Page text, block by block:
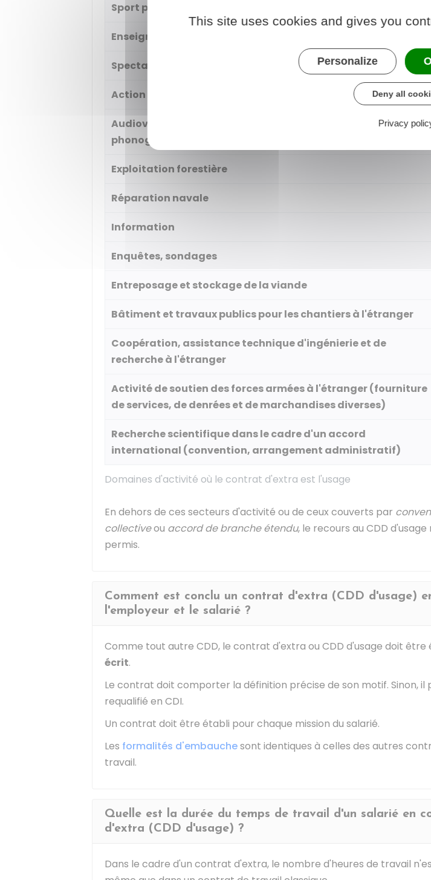
Domaines d'activité où le contrat d'extra est l'usage
Sport professionnel
Enseignement
Spectacle
Action culturelle
Audiovisuel, production cinématographique, édition
phonographique
Exploitation forestière
Réparation navale
Information
Enquêtes, sondages
Entreposage et stockage de la viande
Bâtiment et travaux publics pour les chantiers à l'étranger
Coopération, assistance technique d'ingénierie et de
recherche à l'étranger
Activité de soutien des forces armées à l'étranger (fourniture
de services, de denrées et de marchandises diverses)
Recherche scientifique dans le cadre d'un accord
international (convention, arrangement administratif)
En dehors de ces secteurs d'activité ou de ceux couverts par
collectiveou accord de branche étendu, le recours au CDD d'usage
permis.
Comment est conclu un contrat d'extra (CDD d'usage)
l'employeur et le salarié ?
Comme tout autre CDD, le contrat d'extra ou CDD d'usage doit être
écrit.
Le contrat doit comporter la définition précise de son motif. Sinon, il
requalifié en CDI.
Un contrat doit être établi pour chaque mission du salarié.
Les formalités d'embauchesont identiques à celles des autres
travail.
Quelle est la durée du temps de travail d'un salarié en
d'extra (CDD d'usage) ?
Dans le cadre d'un contrat d'extra, le nombre d'heures de travail
This site uses cookies and gives you
Personalize
Deny all
Privacy